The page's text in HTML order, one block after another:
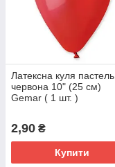
Латексна куля пастель
червона 10" (25 см)
Gemar ( 1 шт. )
2,90 ₴
Купити